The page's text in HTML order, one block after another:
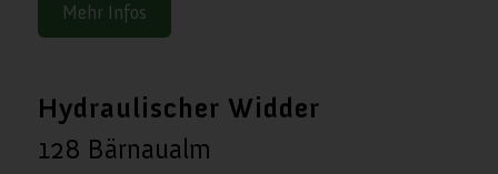
Mehr Infos
Hydraulischer Widder
128 Bärnaualm